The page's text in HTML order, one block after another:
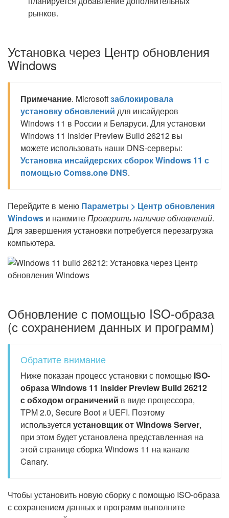
рынков.
Установка через Центр обновления
Windows
Примечание. Microsoftзаблокировала
установку обновлений для инсайдеров
Windows 11 в России и Беларуси. Для установки
Windows 11 Insider Preview Build 26212 вы
можете использовать наши DNS-серверы:
Установка инсайдерских сборок Windows 11 с
помощью Comss.one DNS.
Перейдите в меню Параметры > Центр обновления
Windows и нажмитеПроверить наличие обновлений.
Для завершения установки потребуется перезагрузка
компьютера.
Обновление с помощью ISO-образа
(с сохранением данных и программ)
Обратите внимание
Ниже показан процесс установки с помощью ISO-
образа Windows 11 Insider Preview Build 26212
с обходом ограничений в виде процессора,
TPM 2.0, Secure Boot и UEFI. Поэтому
используется установщик от Windows Server,
при этом будет установлена представленная на
этой странице сборка Windows 11 на канале
Canary.
Чтобы установить новую сборку с помощью ISO-образа
с сохранением данных и программ выполните